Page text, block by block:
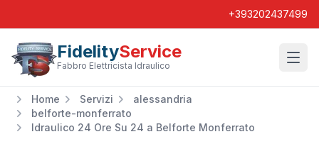
+393202437499
FidelityService
Fabbro Elettricista Idraulico
Home Servizi
alessandria
belforte-monferrato
Idraulico 24 Ore Su 24 a Belforte Monferrato